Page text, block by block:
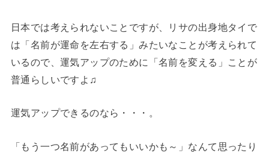
日本では考えられないことですが、リサの出身地タイで
は「名前が運命を左右する」みたいなことが考えられて
いるので、運気アップのために「名前を変える」ことが
普通らしいですよ♫
運気アップできるのなら・・・。
「もう一つ名前があってもいいかも～」なんて思ったり